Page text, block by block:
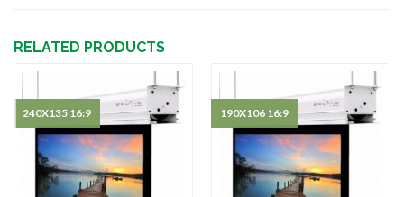
RELATED PRODUCTS
240X135 16:9 190X106 16:9